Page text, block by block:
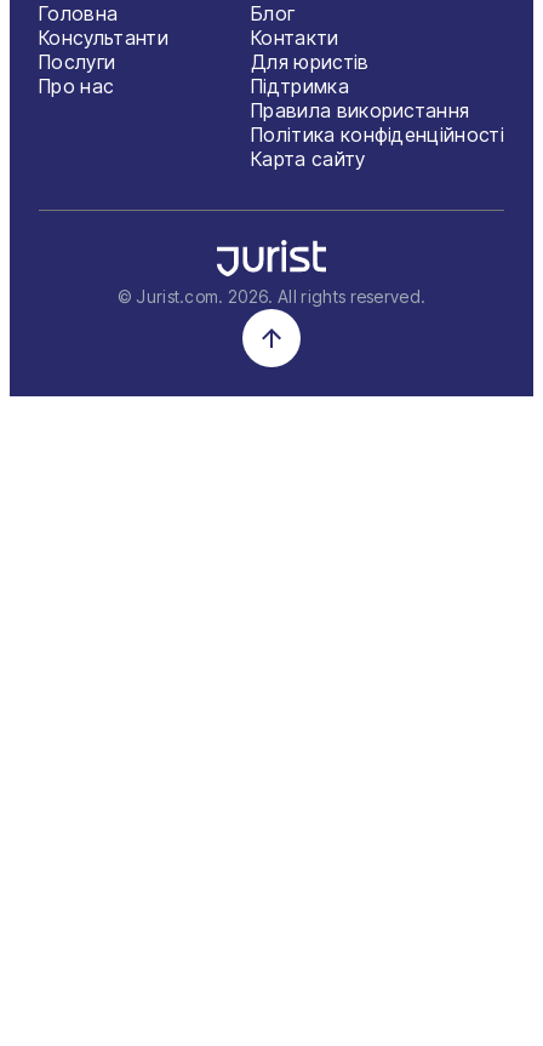
Головна
Консультанти
Послуги
Про нас
Блог
Контакти
Для юристів
Підтримка
Правила використання
Політика конфіденційності
Карта сайту
© Jurist.com. 2026. All rights reserved.